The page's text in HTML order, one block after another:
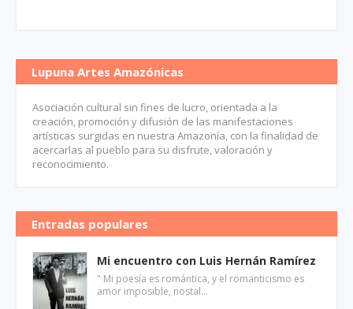
Lupuna Artes Amazónicas
Asociación cultural sin fines de lucro, orientada a la
creación, promoción y difusión de las manifestaciones
artísticas surgidas en nuestra Amazonía, con la finalidad de
acercarlas al pueblo para su disfrute, valoración y
reconocimiento.
Entradas populares
Mi encuentro con Luis Hernán Ramírez
" Mi poesía es romántica, y el romanticismo es
amor imposible, nostal…